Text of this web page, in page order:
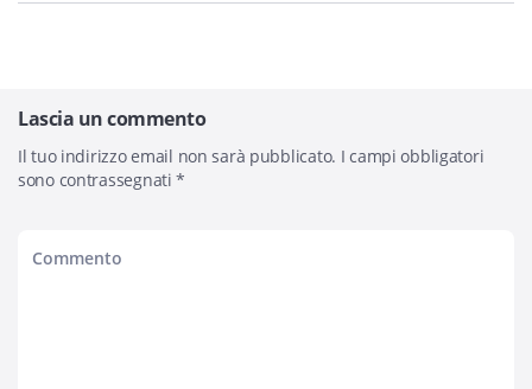
Lascia un commento
Il tuo indirizzo email non sarà pubblicato. I campi obbligatori
sono contrassegnati*